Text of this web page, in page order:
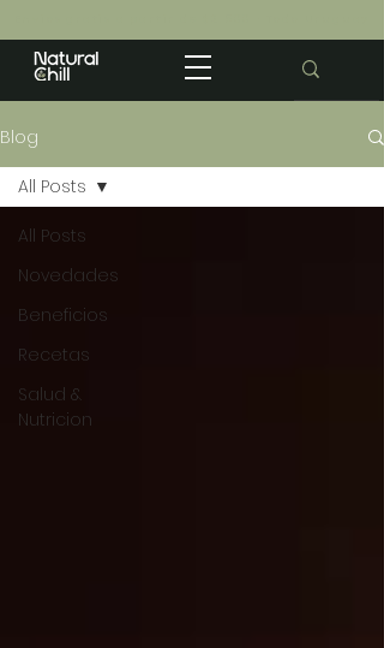
Blog
All Posts
Novedades
Beneficios
Recetas
Salud &
Nutricion
All Posts